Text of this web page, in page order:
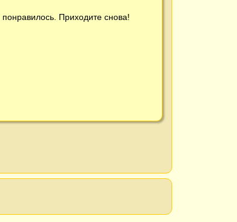
понравилось. Приходите снова!